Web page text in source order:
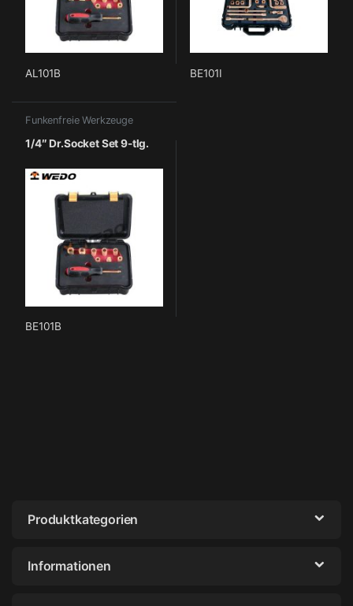
AL101B BE101I
Funkenfreie Werkzeuge
1/4″ Dr.Socket Set 9-tlg.
BE101B
Produktkategorien
Informationen